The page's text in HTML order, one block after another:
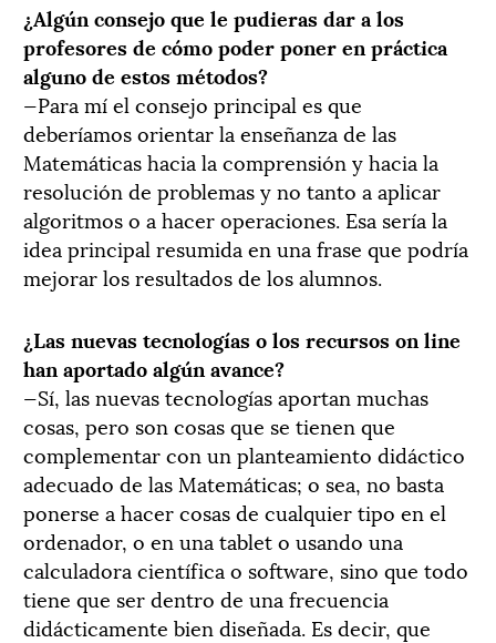
¿Algún consejo que le pudieras dar a los
profesores de cómo poder poner en práctica
alguno de estos métodos?
—Para mí el consejo principal es que
deberíamos orientar la enseñanza de las
Matemáticas hacia la comprensión y hacia la
resolución de problemas y no tanto a aplicar
algoritmos o a hacer operaciones. Esa sería la
idea principal resumida en una frase que podría
mejorar los resultados de los alumnos.
¿Las nuevas tecnologías o los recursos on line
han aportado algún avance?
—Sí, las nuevas tecnologías aportan muchas
cosas, pero son cosas que se tienen que
complementar con un planteamiento didáctico
adecuado de las Matemáticas; o sea, no basta
ponerse a hacer cosas de cualquier tipo en el
ordenador, o en una tablet o usando una
calculadora científica o software, sino que todo
tiene que ser dentro de una frecuencia
didácticamente bien diseñada. Es decir, que